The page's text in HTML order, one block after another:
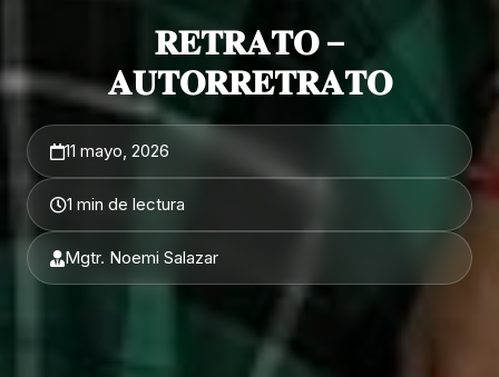
𝐑𝐄𝐓𝐑𝐀𝐓𝐎 –
𝐀𝐔𝐓𝐎𝐑𝐑𝐄𝐓𝐑𝐀𝐓𝐎
11 mayo, 2026
1 min de lectura
Mgtr. Noemi Salazar